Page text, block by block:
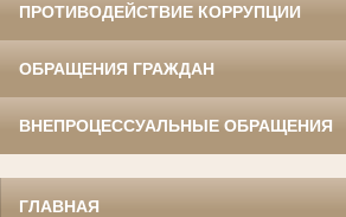
ПРОТИВОДЕЙСТВИЕ КОРРУПЦИИ
ОБРАЩЕНИЯ ГРАЖДАН
ВНЕПРОЦЕССУАЛЬНЫЕ ОБРАЩЕНИЯ
ГЛАВНАЯ